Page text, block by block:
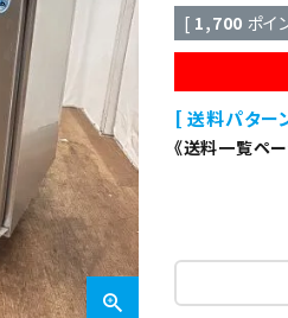
板金物・シンク・調理台
[ 1,700 ポイ
送料パター
《送料一覧ペー